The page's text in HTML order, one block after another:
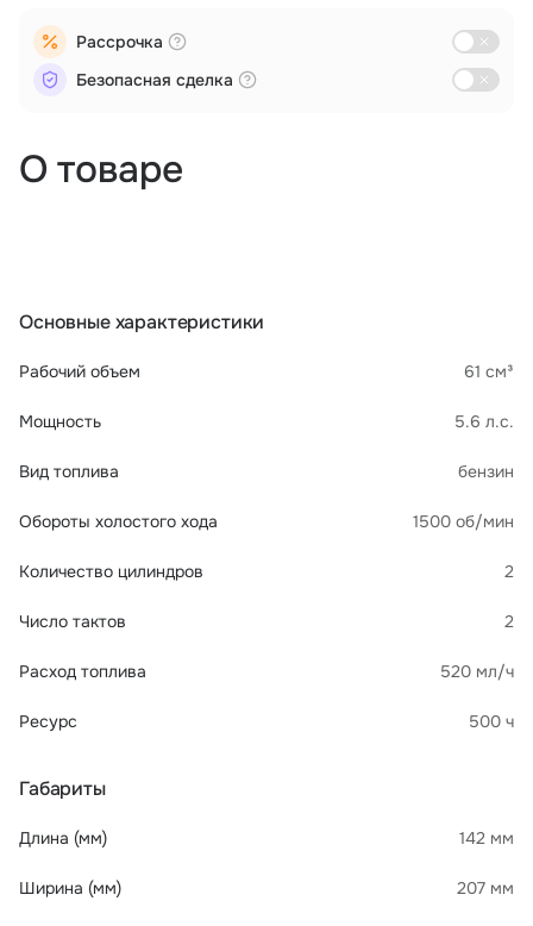
О товаре
Основные характеристики
Рабочий объем 61 см³
Мощность 5.6 л.с.
Вид топлива бензин
Обороты холостого хода 1500 об/мин
Количество цилиндров 2
Число тактов 2
Расход топлива 520 мл/ч
Ресурс 500 ч
Габариты
Длина (мм) 142 мм
Ширина (мм) 207 мм
Рассрочка
Безопасная сделка